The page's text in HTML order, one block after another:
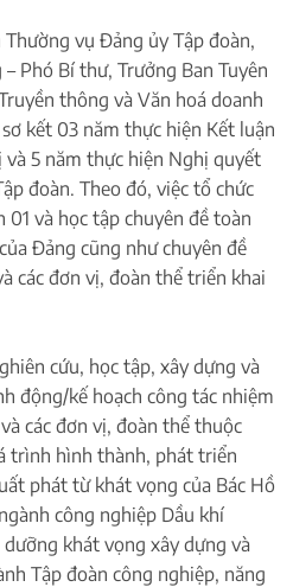
vụ Đảng ủy Tập đoàn,
Phó Bí thư, Trưởng Ban Tuyên
thông và Văn hoá doanh
kết 03 năm thực hiện Kết luận
5 năm thực hiện Nghị quyết
đoàn. Theo đó, việc tổ chức
và học tập chuyên đề toàn
Đảng cũng như chuyên đề
các đơn vị, đoàn thể triển khai
cứu, học tập, xây dựng và
động/kế hoạch công tác nhiệm
các đơn vị, đoàn thể thuộc
trình hình thành, phát triển
phát từ khát vọng của Bác Hồ
công nghiệp Dầu khí
khát vọng xây dựng và
Tập đoàn công nghiệp, năng